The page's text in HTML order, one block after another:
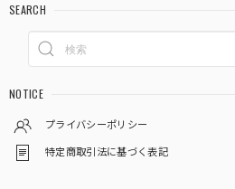
SEARCH
NOTICE
プライバシーポリシー
特定商取引法に基づく表記